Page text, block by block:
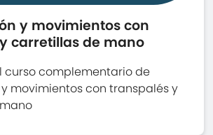
y movimientos con
carretillas de mano
curso complementario de
movimientos con transpalés y